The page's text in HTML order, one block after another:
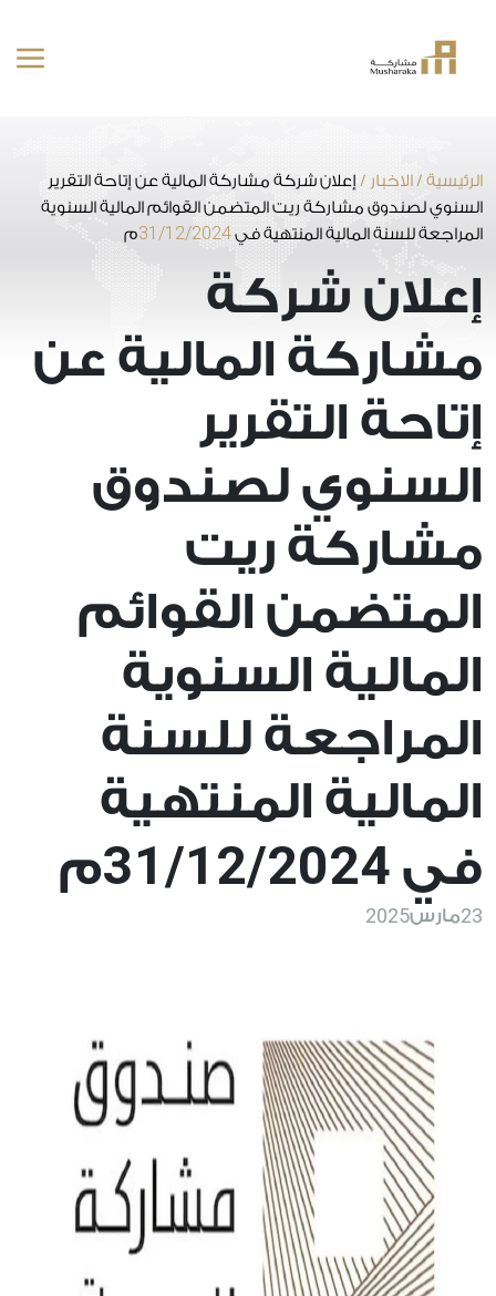
المحتوى
الرئيسية /الاخبار / إعلان شركة مشاركة المالية عن إتاحة التقرير
السنوي لصندوق مشاركة ريت المتضمن القوائم المالية السنوية
المراجعة للسنة المالية المنتهية في31/12/2024م
إعلان شركة
مشاركة المالية عن
إتاحة التقرير
السنوي لصندوق
مشاركة ريت
المتضمن القوائم
المالية السنوية
المراجعة للسنة
المالية المنتهية
في 31/12/2024م
23مارس2025